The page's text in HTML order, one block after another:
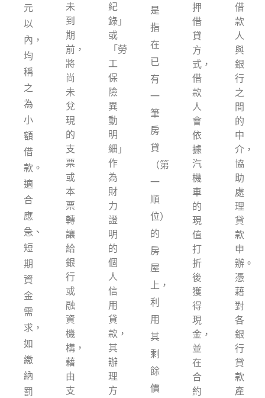
元
以
內，
均
稱
之
為
小
額
借
款。
適
合
應
急、
短
期
資
金
需
求，
如
繳
納
罰
未
到
期
前，
將
尚
未
兌
現
的
支
票
或
本
票
轉
讓
給
銀
行
或
融
資
機
構，
藉
由
支
紀
錄」
或
「勞
工
保
險
異
動
明
細」
作
為
財
力
證
明
的
個
人
信
用
貸
款，
其
辦
理
方
是
指
在
已
有
一
筆
房
貸
（第
一
順
位）
的
房
屋
上，
利
用
其
剩
餘
價
押
借
貸
方
式，
借
款
人
會
依
據
汽
機
車
的
現
值
打
折
後
獲
得
現
金，
並
在
合
約
借
款
人
與
銀
行
之
間
的
中
介，
協
助
處
理
貸
款
申
辦。
憑
藉
對
各
銀
行
貸
款
產